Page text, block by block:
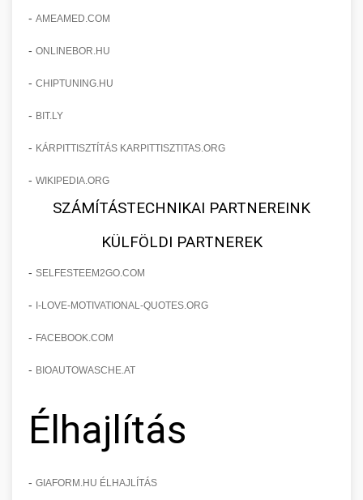
- AMEAMED.COM
- ONLINEBOR.HU
- CHIPTUNING.HU
- BIT.LY
- KÁRPITTISZTÍTÁS KARPITTISZTITAS.ORG
- WIKIPEDIA.ORG
SZÁMÍTÁSTECHNIKAI PARTNEREINK
KÜLFÖLDI PARTNEREK
- SELFESTEEM2GO.COM
- I-LOVE-MOTIVATIONAL-QUOTES.ORG
- FACEBOOK.COM
- BIOAUTOWASCHE.AT
Élhajlítás
- GIAFORM.HU ÉLHAJLÍTÁS